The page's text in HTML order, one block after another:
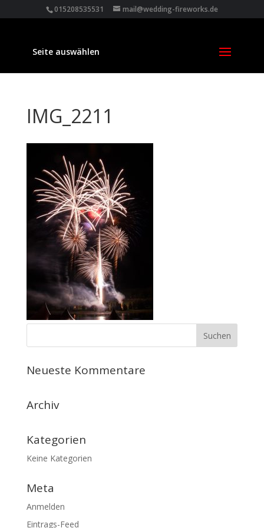
015208535531 mail@wedding-fireworks.de
Seite auswählen
IMG_2211
Neueste Kommentare
Archiv
Kategorien
Keine Kategorien
Meta
Anmelden
Eintrags-Feed